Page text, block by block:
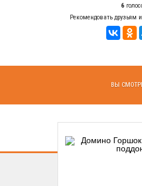
6
Рекомендовать друзьям
ВЫ